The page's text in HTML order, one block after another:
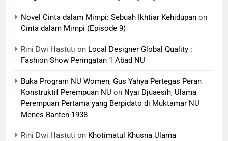
Novel Cinta dalam Mimpi: Sebuah Ikhtiar Kehidupan on
Cinta dalam Mimpi (Episode 9)
Rini Dwi Hastuti on Local Designer Global Quality :
Fashion Show Peringatan 1 Abad NU
Buka Program NU Women, Gus Yahya Pertegas Peran
Konstruktif Perempuan NU on Nyai Djuaesih, Ulama
Perempuan Pertama yang Berpidato di Muktamar NU
Menes Banten 1938
Rini Dwi Hastuti on Khotimatul Khusna Ulama